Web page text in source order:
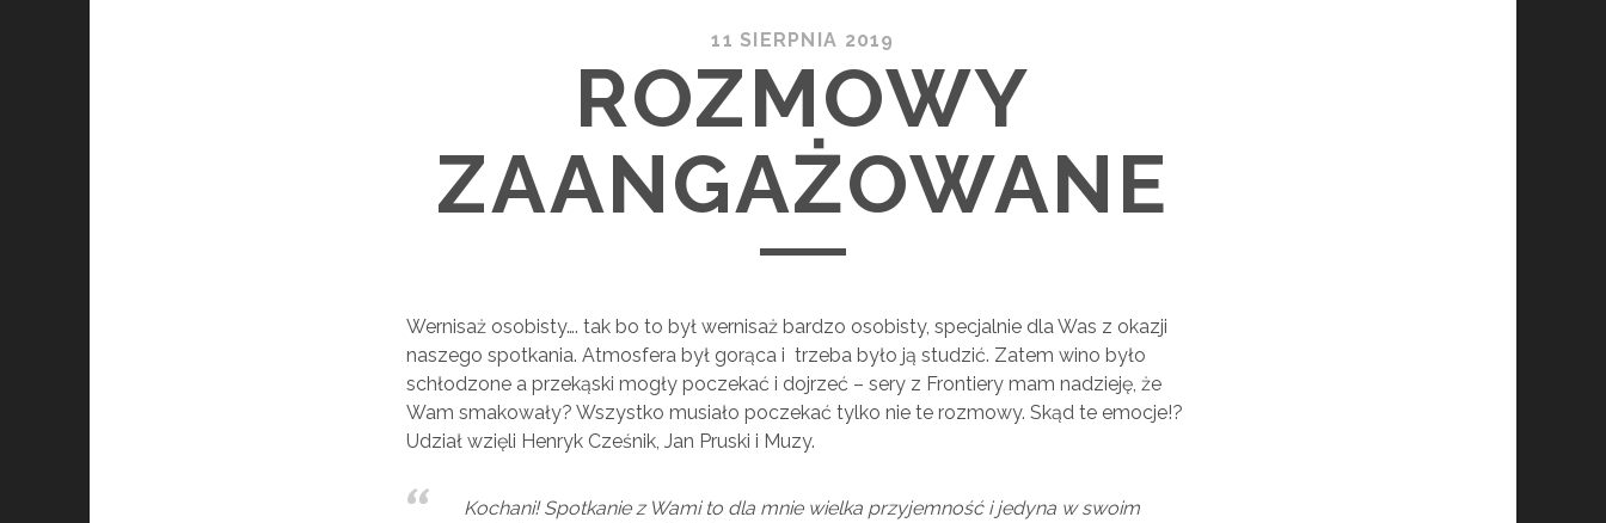
11 SIERPNIA 2019
ROZMOWY
ZAANGAŻOWANE
Wernisaż osobisty…. tak bo to był wernisaż bardzo osobisty, specjalnie dla Was z okazji
naszego spotkania. Atmosfera był gorąca i trzeba było ją studzić. Zatem wino było
schłodzone a przekąski mogły poczekać i dojrzeć – sery z Frontiery mam nadzieję, że
Wam smakowały? Wszystko musiało poczekać tylko nie te rozmowy. Skąd te emocje!?
Udział wzięli Henryk Cześnik, Jan Pruski i Muzy.
Kochani! Spotkanie z Wami to dla mnie wielka przyjemność i jedyna w swoim